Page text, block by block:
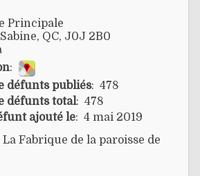
Principale
QC, J0J 2B0
:
défunts publiés: 478
défunts total: 478
ajouté le: 4 mai 2019
La Fabrique de la paroisse de